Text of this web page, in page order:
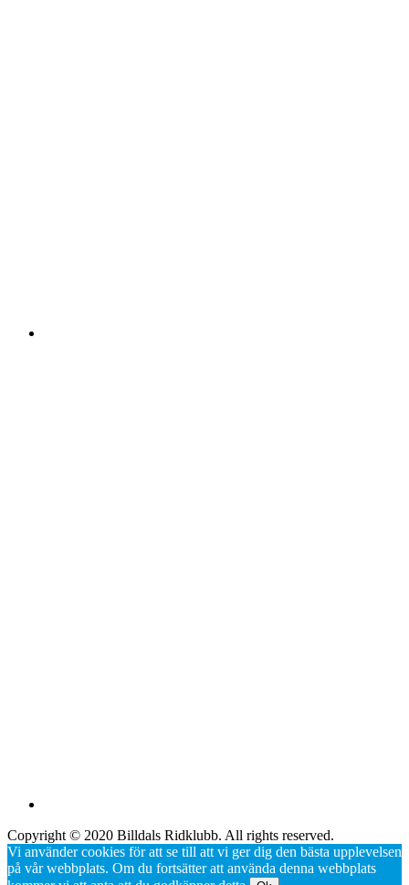
Copyright © 2020 Billdals Ridklubb. All rights reserved.
Vi använder cookies för att se till att vi ger dig den bästa upplevelsen
på vår webbplats. Om du fortsätter att använda denna webbplats